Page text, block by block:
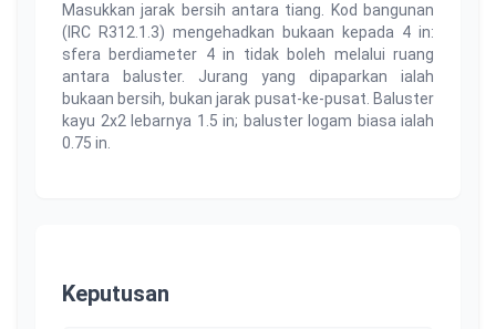
Masukkan jarak bersih antara tiang. Kod bangunan
(IRC R312.1.3) mengehadkan bukaan kepada 4 in:
sfera berdiameter 4 in tidak boleh melalui ruang
antara baluster. Jurang yang dipaparkan ialah
bukaan bersih, bukan jarak pusat-ke-pusat. Baluster
kayu 2x2 lebarnya 1.5 in; baluster logam biasa ialah
0.75 in.
Keputusan